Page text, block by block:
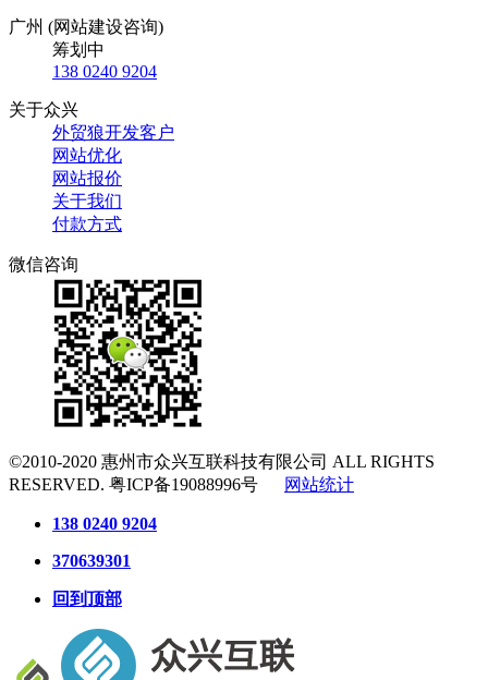
广州 (网站建设咨询)
筹划中
138 0240 9204
关于众兴
外贸狼开发客户
网站优化
网站报价
关于我们
付款方式
微信咨询
©2010-2020 惠州市众兴互联科技有限公司 ALL RIGHTS
RESERVED. 粤ICP备19088996号 网站统计
138 0240 9204
370639301
回到顶部